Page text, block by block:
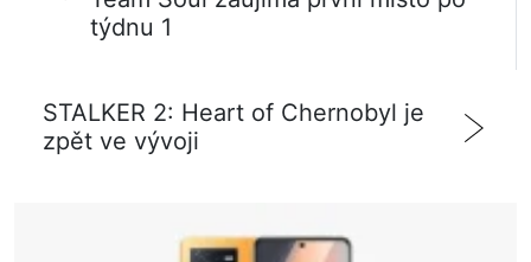
týdnu 1
STALKER 2: Heart of Chernobyl je
zpět ve vývoji